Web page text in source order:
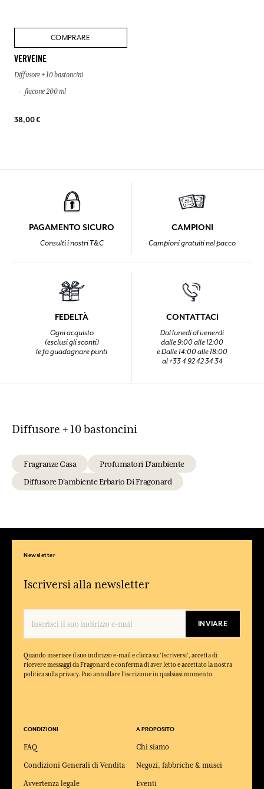
COMPRARE
VERVEINE
Diffusore + 10 bastoncini
flacone 200 ml
38,00 €
PAGAMENTO SICURO
Consulti i nostri T&C
CAMPIONI
Campioni gratuiti nel pacco
FEDELTÀ
Ogni acquisto
(esclusi gli sconti)
le fa guadagnare punti
CONTATTACI
Dal lunedi al venerdi
dalle 9:00 alle 12:00
e Dalle 14:00 alle 18:00
al +33 4 92 42 34 34
Diffusore + 10 bastoncini
Fragranze Casa
Profumatori D'ambiente
Diffusore D'ambiente Erbario Di Fragonard
Newsletter
Iscriversi alla newsletter
INVIARE
Quando inserisce il suo indirizzo e-mail e clicca su 'Iscriversi', accetta di
ricevere messaggi da Fragonard e conferma di aver letto e accettato la nostra
politica sulla privacy. Puo annullare l'iscrizione in qualsiasi momento.
CONDIZIONI
FAQ
Condizioni Generali di Vendita
Avvertenza legale
A PROPOSITO
Chi siamo
Negozi, fabbriche & musei
Eventi